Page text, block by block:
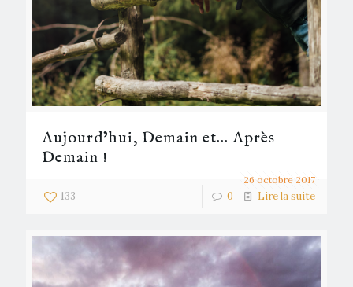
26 octobre 2017
Aujourd’hui, Demain et… Après
Demain !
133 0 Lire la suite